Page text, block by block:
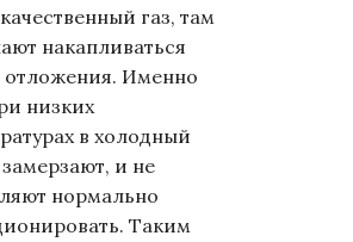
газ, там
накапливаться
отложения. Именно
низких
в холодный
и не
нормально
Таким